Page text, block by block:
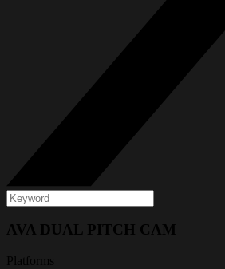
AVA DUAL PITCH CAM
Platforms